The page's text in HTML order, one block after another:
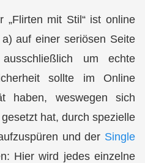
„Flirten mit Stil“ ist online
auf einer seriösen Seite
ausschließlich umechte
sollte im Online
haben, weswegen sich
hat, durch spezielle
und der Single
Hier wird jedes einzelne